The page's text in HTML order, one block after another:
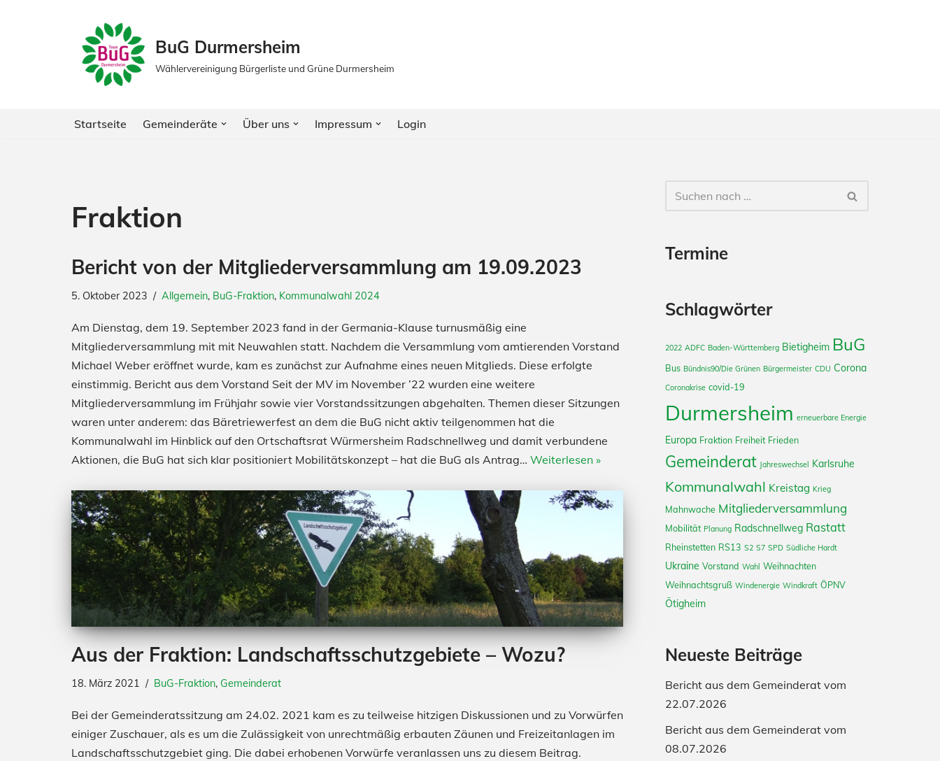
BuG Durmersheim
Wählervereinigung Bürgerliste und Grüne Durmersheim
Startseite Gemeinderäte Über uns Impressum Login
Fraktion
Bericht von der Mitgliederversammlung am 19.09.2023
5. Oktober 2023 Allgemein, BuG-Fraktion, Kommunalwahl 2024
Am Dienstag, dem 19. September 2023 fand in der Germania-Klause turnusmäßig eine
Mitgliederversammlung mit mit Neuwahlen statt. Nachdem die Versammlung vom amtierenden Vorstand
Michael Weber eröffnet wurde, kam es zunächst zur Aufnahme eines neuen Mitglieds. Diese erfolgte
einstimmig. Bericht aus dem Vorstand Seit der MV im November ’22 wurden eine weitere
Mitgliederversammlung im Frühjahr sowie vier Vorstandssitzungen abgehalten. Themen dieser Sitzungen
waren unter anderem: das Bäretriewerfest an dem die BuG nicht aktiv teilgenommen hat die
Kommunalwahl im Hinblick auf den Ortschaftsrat Würmersheim Radschnellweg und damit verbundene
Aktionen, die BuG hat sich klar positioniert Mobilitätskonzept – hat die BuG als Antrag… Weiterlesen »
Aus der Fraktion: Landschaftsschutzgebiete – Wozu?
18. März 2021 BuG-Fraktion, Gemeinderat
Bei der Gemeinderatssitzung am 24.02. 2021 kam es zu teilweise hitzigen Diskussionen und zu Vorwürfen
einiger Zuschauer, als es um die Zulässigkeit von unrechtmäßig erbauten Zäunen und Freizeitanlagen im
Landschaftsschutzgebiet ging. Die dabei erhobenen Vorwürfe veranlassen uns zu diesem Beitrag.
Termine
Schlagwörter
2022 ADFC Baden-Württemberg Bietigheim BuG
Bus Bündnis90/Die Grünen Bürgermeister CDU Corona
Coronakrise covid-19
Durmersheim erneuerbare Energie
Europa Fraktion Freiheit Frieden
Gemeinderat Jahreswechsel Karlsruhe
Kommunalwahl Kreistag Krieg
Mahnwache Mitgliederversammlung
Mobilität Planung Radschnellweg Rastatt
Rheinstetten RS13 S2 S7 SPD Südliche Hardt
Ukraine Vorstand Wahl Weihnachten
Weihnachtsgruß Windenergie Windkraft ÖPNV
Ötigheim
Neueste Beiträge
Bericht aus dem Gemeinderat vom
22.07.2026
Bericht aus dem Gemeinderat vom
08.07.2026